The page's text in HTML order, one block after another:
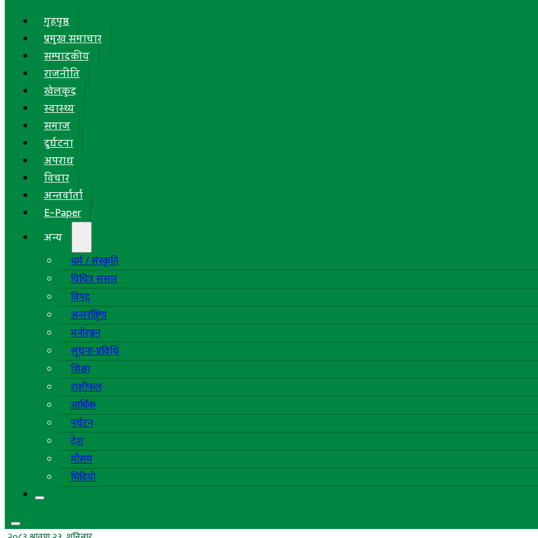
गृहपृष्ठ
प्रमुख समाचार
सम्पादकीय
राजनीति
खेलकुद
स्वास्थ्य
समाज
दुर्घटना
अपराध
विचार
अन्तर्वार्ता
E-Paper
अन्य
धर्म / संस्कृति
विचित्र संसार
विपद्
अन्तर्राष्ट्रिय
मनोरञ्जन
सूचना-प्रविधि
शिक्षा
राशीफल
आर्थिक
पर्यटन
देश
मौसम
भिडियो